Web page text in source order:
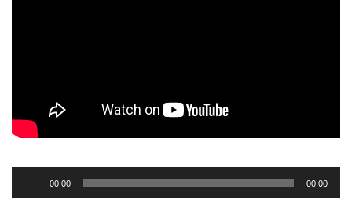
00:00 00:00